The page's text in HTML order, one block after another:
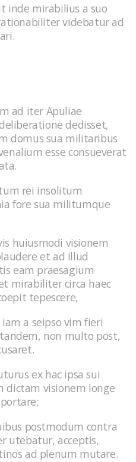
inde mirabilius a suo
videbatur ad
ad iter Apuliae
dedisset,
domus sua militaribus
esse consueverat
rei insolitum
fore sua militumque
huiusmodi visionem
et ad illud
eam praesagium
mirabiliter circa haec
tepescere,
a seipso vim fieri
non multo post,
ex hac ipsa sui
visionem longe
postmodum contra
utebatur, acceptis,
ad plenum mutare.